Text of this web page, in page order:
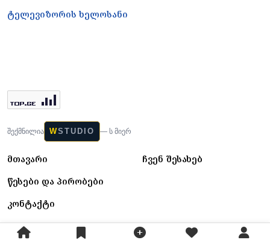
ტელევიზორის ხელოსანი
შექმნილია WSTUDIO — ს მიერ
მთავარი
წესები და პირობები
ჩვენ შესახებ
კონტაქტი